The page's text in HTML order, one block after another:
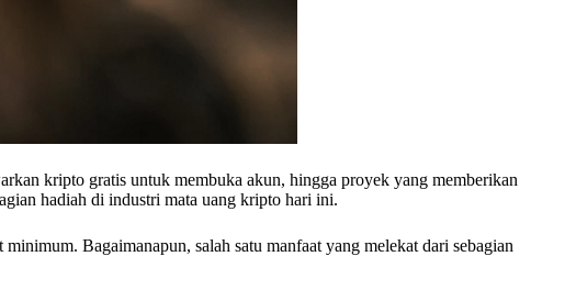
kripto gratis untuk membuka akun, hingga proyek yang memberikan
hadiah di industri mata uang kripto hari ini.
Bagaimanapun, salah satu manfaat yang melekat dari sebagian